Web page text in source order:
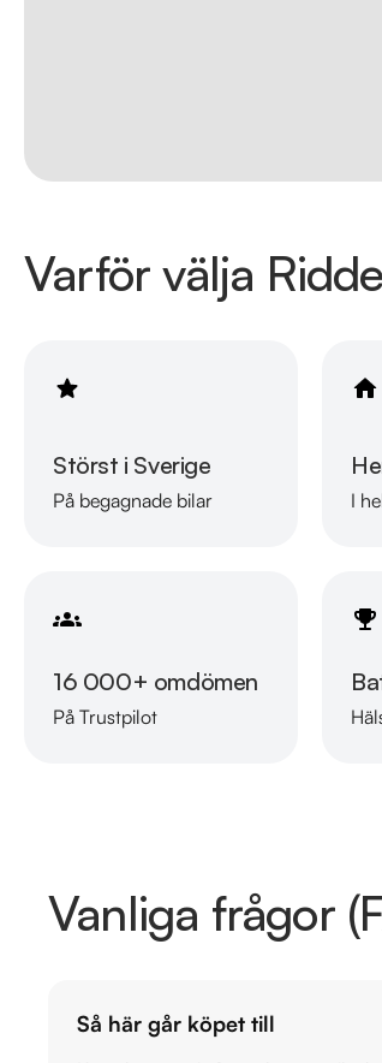
Varför välja
Störst i Sverige
På begagnade bilar I
16 000+ omdömen
På Trustpilot
Vanliga frågor
Så här går köpet till